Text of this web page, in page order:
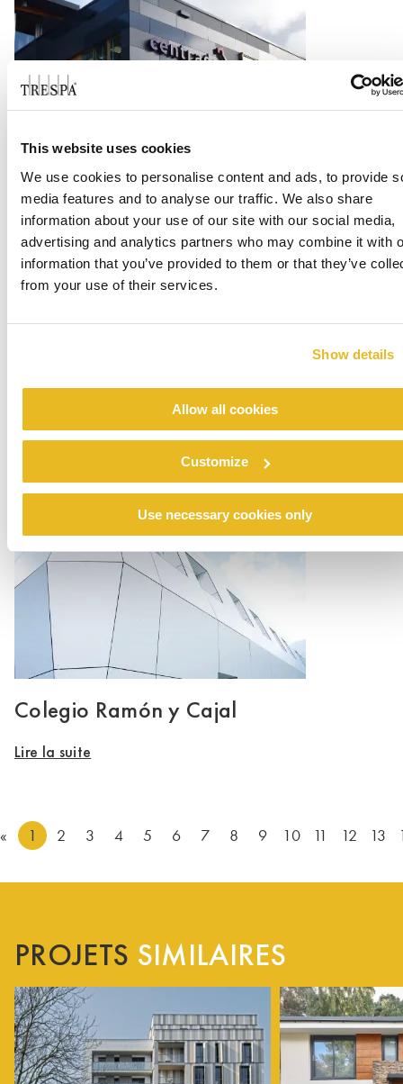
This website uses cookies
We use cookies to personalise content and ads, to provide
media features and to analyse our traffic. We also share
information about your use of our site with our social media,
advertising and analytics partners who may combine it with
information that you’ve provided to them or that they’ve
from your use of their services.
Show details
Allow all cookies
Customize
Use necessary cookies only
Office Centrada
Lire la suite
Renovation emergency shelter Stein
Colegio Ramón y Cajal
Lire la suite
« 1 2 3 4 5 6 7 8 9 10 11 12 13
PROJETS SIMILAIRES